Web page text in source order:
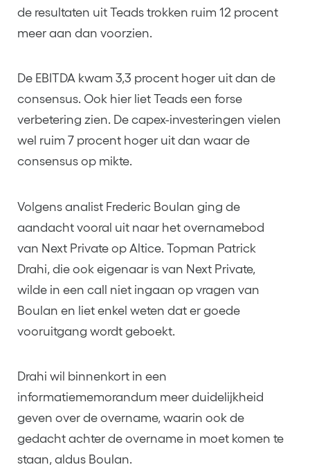
de resultaten uit Teads trokken ruim 12 procent
meer aan dan voorzien.
De EBITDA kwam 3,3 procent hoger uit dan de
consensus. Ook hier liet Teads een forse
verbetering zien. De capex-investeringen vielen
wel ruim 7 procent hoger uit dan waar de
consensus op mikte.
Volgens analist Frederic Boulan ging de
aandacht vooral uit naar het overnamebod
van Next Private op Altice. Topman Patrick
Drahi, die ook eigenaar is van Next Private,
wilde in een call niet ingaan op vragen van
Boulan en liet enkel weten dat er goede
vooruitgang wordt geboekt.
Drahi wil binnenkort in een
informatiememorandum meer duidelijkheid
geven over de overname, waarin ook de
gedacht achter de overname in moet komen te
staan, aldus Boulan.